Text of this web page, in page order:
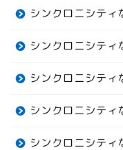
シンクロニシテ
シンクロニシテ
シンクロニシテ
シンクロニシテ
シンクロニシテ